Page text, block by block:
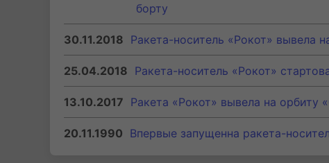
борту
30.11.2018 Ракета-носитель «Рокот» вывела
25.04.2018 Ракета-носитель «Рокот»
13.10.2017 Ракета «Рокот» вывела на орбиту
20.11.1990 Впервые запущенна ракета-